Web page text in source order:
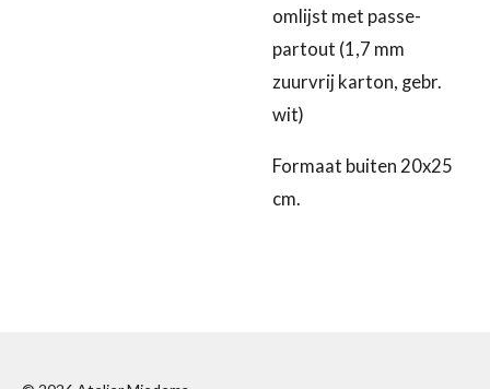
omlijst met passe-
partout (1,7 mm
zuurvrij karton, gebr.
wit)
Formaat buiten 20x25
cm.